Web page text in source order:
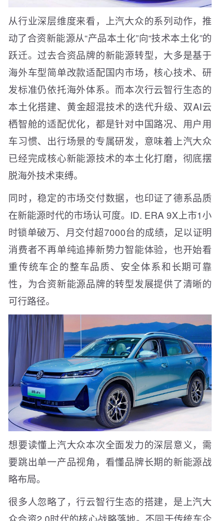
从行业深层维度来看，上汽大众的系列动作，推
动了合资新能源从“产品本土化”向“技术本土化”的
跃迁。过去合资品牌的新能源转型，大多是基于
海外车型简单改款适配国内市场，核心技术、研
发标准仍依托海外体系。而本次行云智行生态的
本土化搭建、黄金超混技术的迭代升级、双AI云
栖智舱的适配优化，都是针对中国路况、用户用
车习惯、出行场景的专属研发，意味着上汽大众
已经完成核心新能源技术的本土化打磨，彻底摆
脱海外技术束缚。
同时，稳定的市场交付数据，也印证了德系品质
在新能源时代的市场认可度。ID. ERA 9X上市1小
时锁单破万、月交付超7000台的成绩，足以证明
消费者不再单纯追捧新势力智能体验，也开始看
重传统车企的整车品质、安全体系和长期可靠
性，为合资新能源品牌的转型发展提供了清晰的
可行路径。
想要读懂上汽大众本次全面发力的深层意义，需
要跳出单一产品视角，看懂品牌长期的新能源战
略布局。
很多人忽略了，行云智行生态的搭建，是上汽大
众合资2.0时代的核心战略落地。不同于传统车企